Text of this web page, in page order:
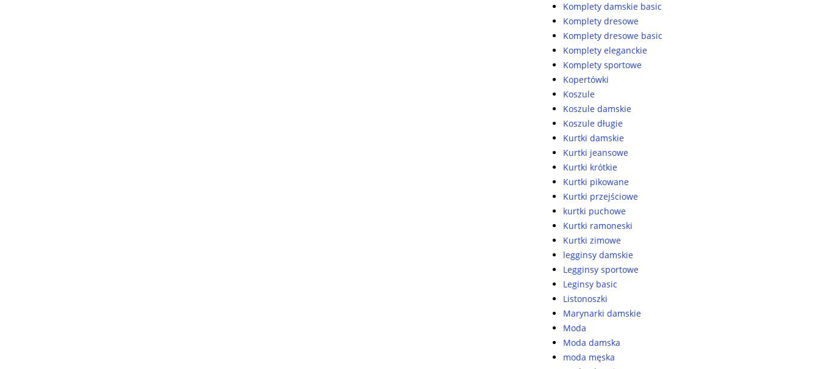
Komplety damskie basic
Komplety dresowe
Komplety dresowe basic
Komplety eleganckie
Komplety sportowe
Kopertówki
Koszule
Koszule damskie
Koszule długie
Kurtki damskie
Kurtki jeansowe
Kurtki krótkie
Kurtki pikowane
Kurtki przejściowe
kurtki puchowe
Kurtki ramoneski
Kurtki zimowe
legginsy damskie
Legginsy sportowe
Leginsy basic
Listonoszki
Marynarki damskie
Moda
Moda damska
moda męska